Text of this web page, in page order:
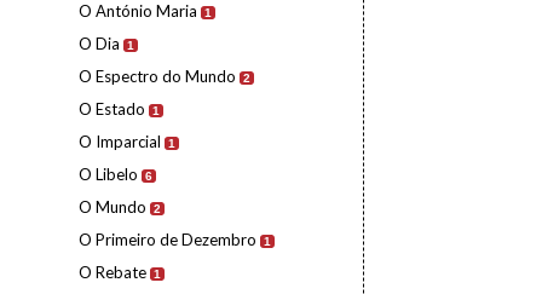
O António Maria 1
O Dia 1
O Espectro do Mundo 2
O Estado 1
O Imparcial 1
O Libelo 6
O Mundo 2
O Primeiro de Dezembro 1
O Rebate 1